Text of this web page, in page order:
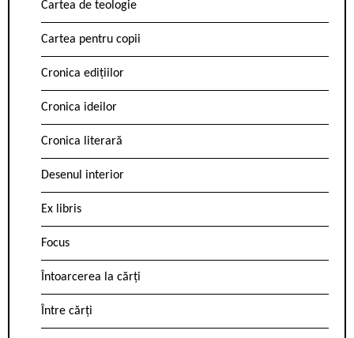
Cartea de teologie
Cartea pentru copii
Cronica edițiilor
Cronica ideilor
Cronica literară
Desenul interior
Ex libris
Focus
Întoarcerea la cărți
Între cărți